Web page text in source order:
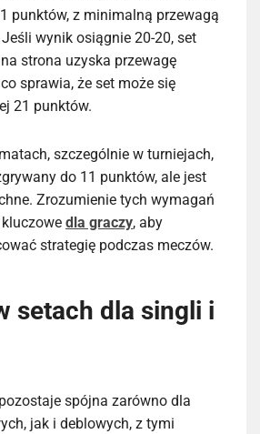
punktów, z minimalną przewagą
wynik osiągnie 20-20, set
strona uzyska przewagę
sprawia, że set może się
21 punktów.
szczególnie w turniejach,
do 11 punktów, ale jest
Zrozumienie tych wymagań
dla graczy, aby
strategię podczas meczów.
setach dla singli i
spójna zarówno dla
jak i deblowych, z tymi